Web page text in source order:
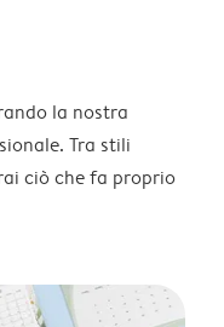
la nostra
Tra stili
ciò che fa proprio